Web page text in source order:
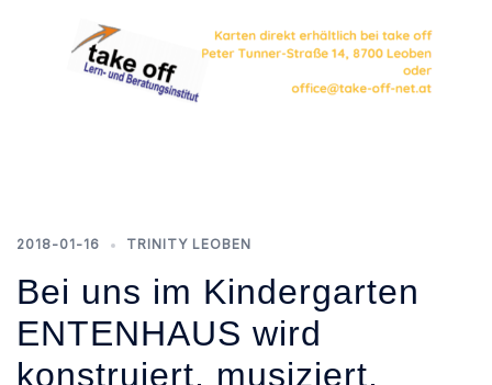
2018-01-16 TRINITY LEOBEN
Bei uns im Kindergarten
ENTENHAUS wird
konstruiert, musiziert,